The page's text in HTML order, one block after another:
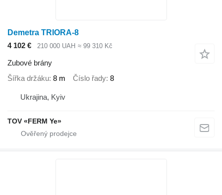
Demetra TRIORA-8
4 102 €
210 000 UAH ≈ 99 310 Kč
Zubové brány
Šířka držáku 8 m Číslo řady 8
Ukrajina, Kyiv
TOV «FERM Ye»